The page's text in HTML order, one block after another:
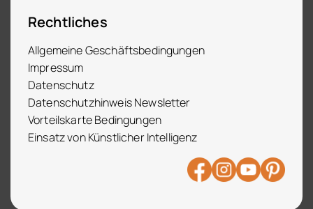
Rechtliches
Allgemeine Geschäftsbedingungen
Impressum
Datenschutz
Datenschutzhinweis Newsletter
Vorteilskarte Bedingungen
Einsatz von Künstlicher Intelligenz